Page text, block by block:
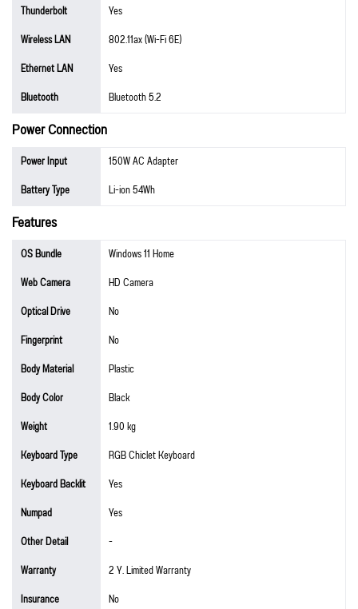
Thunderbolt
Yes
Wireless LAN
802.11ax (Wi-Fi 6E)
Ethernet LAN
Yes
Bluetooth
Bluetooth 5.2
Power Connection
Power Input
150W AC Adapter
Battery Type
Li-ion 54Wh
Features
OS Bundle
Windows 11 Home
Web Camera
HD Camera
Optical Drive
No
Fingerprint
No
Body Material
Plastic
Body Color
Black
Weight
1.90 kg
Keyboard Type
RGB Chiclet Keyboard
Keyboard Backlit
Yes
Numpad
Yes
Other Detail
-
Warranty
2 Y. Limited Warranty
Insurance
No